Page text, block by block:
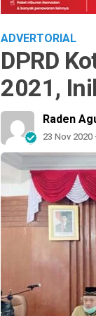
ADVERTORIAL
DPRD
2021,
Raden
23 Nov 2020